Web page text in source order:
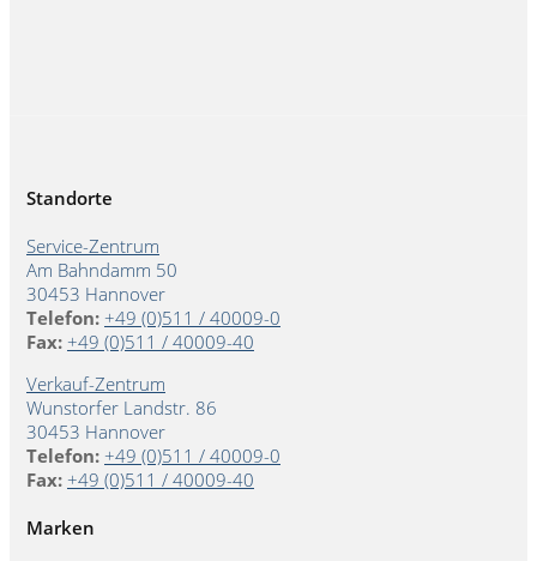
Standorte
Service-Zentrum
Am Bahndamm 50
30453 Hannover
Telefon: +49 (0)511 / 40009-0
Fax: +49 (0)511 / 40009-40
Verkauf-Zentrum
Wunstorfer Landstr. 86
30453 Hannover
Telefon: +49 (0)511 / 40009-0
Fax: +49 (0)511 / 40009-40
Marken